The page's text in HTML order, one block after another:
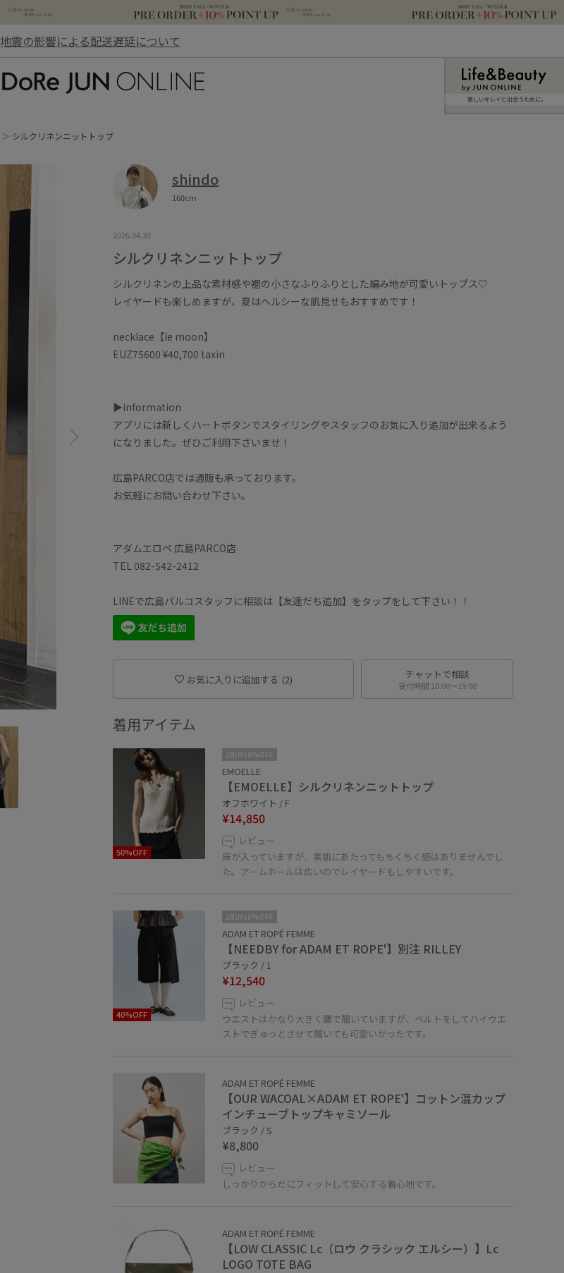
地震の影響による配送遅延について
新しいキレイと出合うために。
シルクリネンニットトップ
shindo
160cm
2026.04.30
シルクリネンニットトップ
シルクリネンの上品な素材感や裾の小さなふりふりとした編み地が可愛いトップス♡
レイヤードも楽しめますが、夏はヘルシーな肌見せもおすすめです！
necklace【le moon】
EUZ75600 ¥40,700 taxin
▶information
アプリには新しくハートボタンでスタイリングやスタッフのお気に入り追加が出来るよう
になりました。ぜひご利用下さいませ！
広島PARCO店では通販も承っております。
お気軽にお問い合わせ下さい。
アダムエロペ 広島PARCO店
TEL 082-542-2412
LINEで広島パルコスタッフに相談は【友達だち追加】をタップをして下さい！！
お気に入りに追加する (2) チャットで相談
受付時間 10:00〜19:00
着用アイテム
50%OFF
2BUY10%OFF
EMOELLE
【EMOELLE】シルクリネンニットトップ
オフホワイト / F
¥14,850
レビュー
麻が入っていますが、素肌にあたってもちくちく感はありませんでし
た。アームホールは広いのでレイヤードもしやすいです。
40%OFF
2BUY10%OFF
ADAM ET ROPÉ FEMME
【NEEDBY for ADAM ET ROPE'】別注 RILLEY
ブラック / 1
¥12,540
レビュー
ウエストはかなり大きく腰で履いていますが、ベルトをしてハイウエ
ストでぎゅっとさせて履いても可愛いかったです。
ADAM ET ROPÉ FEMME
【OUR WACOAL×ADAM ET ROPE'】コットン混カップ
インチューブトップキャミソール
ブラック / S
¥8,800
レビュー
しっかりからだにフィットして安心する着心地です。
ADAM ET ROPÉ FEMME
【LOW CLASSIC Lc（ロウ クラシック エルシー）】Lc
LOGO TOTE BAG